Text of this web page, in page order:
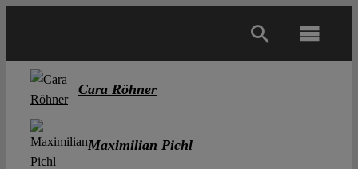
Cara Röhner
Maximilian Pichl